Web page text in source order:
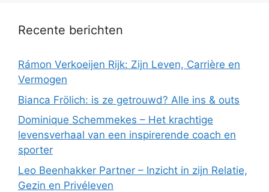
Recente berichten
Rámon Verkoeijen Rijk: Zijn Leven, Carrière en
Vermogen
Bianca Frölich: is ze getrouwd? Alle ins & outs
Dominique Schemmekes – Het krachtige
levensverhaal van een inspirerende coach en
sporter
Leo Beenhakker Partner – Inzicht in zijn Relatie,
Gezin en Privéleven